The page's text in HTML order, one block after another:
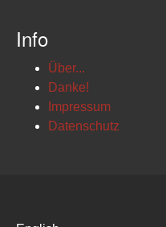
Info
Über...
Danke!
Impressum
Datenschutz